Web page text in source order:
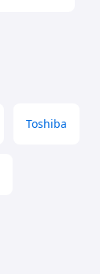
Toshiba